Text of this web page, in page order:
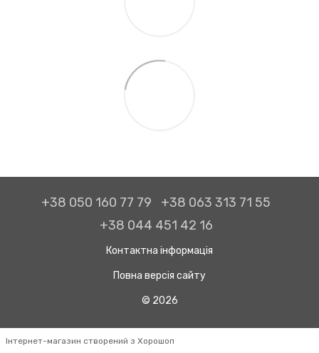
+38 050 160 77 79
+38 063 313 71 55
+38 044 451 42 16
Контактна інформація
Повна версія сайту
© 2026
Інтернет-магазин створений з Хорошоп